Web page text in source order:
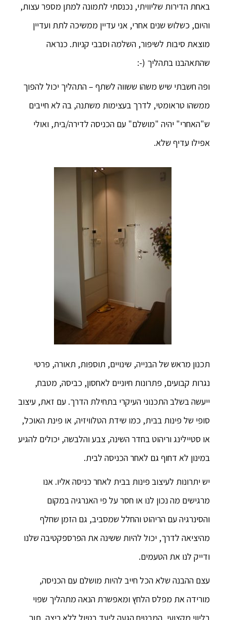
באחת הדירות שליוויתי, נכנסתי לתמונה למתן מספר עצות,
והיום, כשלוש שנים אחרי, אני עדיין ממשיכה לתת ועדיין
מוצאת סיבות לשיפור, השלמה וסבבי קניות. כנראה
שהתאהבנו בתהליך (-:
ופה חשבתי שיש משהו ששווה לשתף – התהליך יכול להפוך
ממשהו טראומטי, לדרך בעצימות משתנה, בה לא חייבים
ש"האחרי" יהיה "מושלם" עם הכניסה לדירה/בית, ואולי
אפילו עדיף שלא.
תכנון מראש של הבנייה, שינויים, תוספות, תאורה, פרטי
נגרות קבועים, פתרונות חיוניים לאחסון, כביסה, מטבח,
ייעשה בשלב התכנוני העיקרי בתחילת הדרך. עם זאת, עיצוב
סופי של פינות בבית, כמו שידת הטלוויזיה, או פינת האוכל,
או סטיילינג וריהוט בחדר השינה, צבע והלבשה, יכולים להגיע
במינון לא דחוף גם לאחר הכניסה לבית.
יש יתרונות לעיצוב פינות בבית לאחר כניסה אליו. אנו
מרגישים מה נכון לנו או חסר על פי האנרגיה במקום
והסינרגיה עם הריהוט והחלל שמסביב, גם הזמן שחלף
מהיציאה לדרך, יכול להיות ששינה את הפרספקטיבה שלנו
ודייק לנו את הטעמים.
עצם ההבנה שלא הכל חייב להיות מושלם עם הכניסה,
מורידה את מפלס הלחץ ומאפשרת הנאה מתהליך שפוי